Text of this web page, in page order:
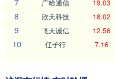
广哈通信 19.03
8 欣天科技 18.02
9 飞天诚信 12.56
10 任子行 7.16